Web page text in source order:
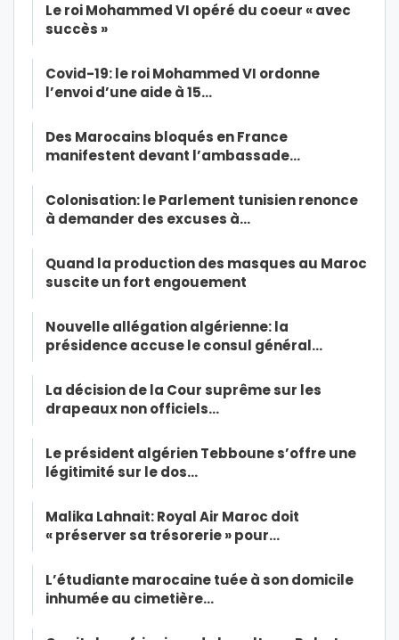
Le roi Mohammed VI opéré du coeur « avec
succès »
Covid-19: le roi Mohammed VI ordonne
l’envoi d’une aide à 15…
Des Marocains bloqués en France
manifestent devant l’ambassade…
Colonisation: le Parlement tunisien renonce
à demander des excuses à…
Quand la production des masques au Maroc
suscite un fort engouement
Nouvelle allégation algérienne: la
présidence accuse le consul général…
La décision de la Cour suprême sur les
drapeaux non officiels…
Le président algérien Tebboune s’offre une
légitimité sur le dos…
Malika Lahnait: Royal Air Maroc doit
« préserver sa trésorerie » pour…
L’étudiante marocaine tuée à son domicile
inhumée au cimetière…